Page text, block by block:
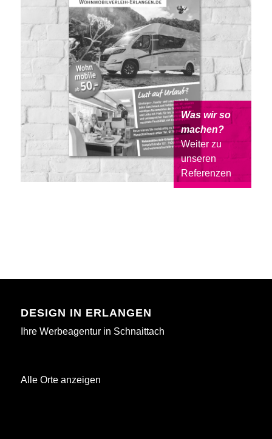
Was wir so
machen?
Weiter zu
unseren
Referenzen
DESIGN IN ERLANGEN
Ihre Werbeagentur in Schnaittach
Alle Orte anzeigen